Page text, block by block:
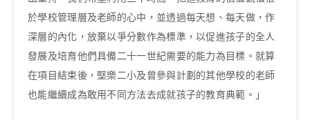
於學校管理層及老師的心中，並透過每天想、每天做，作
深層的內化，放棄以爭分數作為標準，以促進孩子的全人
發展及培育他們具備二十一世紀需要的能力為目標。就算
在項目結束後，堅樂二小及曾參與計劃的其他學校的老師
也能繼續成為敢用不同方法去成就孩子的教育典範。」